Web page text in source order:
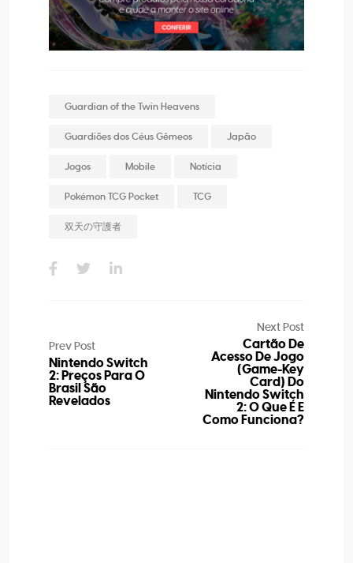
Guardian of the Twin Heavens
Guardiões dos Céus Gêmeos Japão
Jogos Mobile Notícia
Pokémon TCG Pocket TCG
双天の守護者
Prev Post
Nintendo Switch
2: Preços Para O
Brasil São
Revelados
Next Post
Cartão De
Acesso De Jogo
(Game-Key
Card) Do
Nintendo Switch
2: O Que É E
Como Funciona?